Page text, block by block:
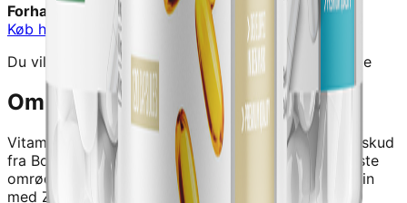
Forhandler:
Bodylab
Køb hos
Bodylab
Du vil blive videresendt til forhandlerens hjemmeside
Om dette produkt
Vitamins Bundle: Overall healther et kvalitetskosttilskud
fra Bodylab
Vil du gerne vøre døkket ind pø de fleste
omrøder? Vi har kombineret vores populøre Bodymin
med ZMA og Omega 3.